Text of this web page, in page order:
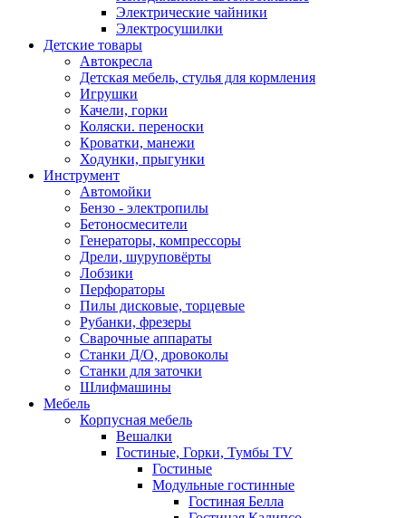
Электрические чайники
Электросушилки
Детские товары
Автокресла
Детская мебель, стулья для кормления
Игрушки
Качели, горки
Коляски. переноски
Кроватки, манежи
Ходунки, прыгунки
Инструмент
Автомойки
Бензо - электропилы
Бетоносмесители
Генераторы, компрессоры
Дрели, шуруповёрты
Лобзики
Перфораторы
Пилы дисковые, торцевые
Рубанки, фрезеры
Сварочные аппараты
Станки Д/О, дровоколы
Станки для заточки
Шлифмашины
Мебель
Корпусная мебель
Вешалки
Гостиные, Горки, Тумбы TV
Гостиные
Модульные гостинные
Гостиная Белла